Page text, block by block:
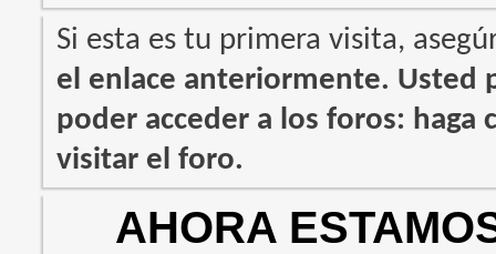
Si esta es tu primera visita,
el enlace anteriormente. Usted
poder acceder a los foros: haga
visitar el foro.
AHORA